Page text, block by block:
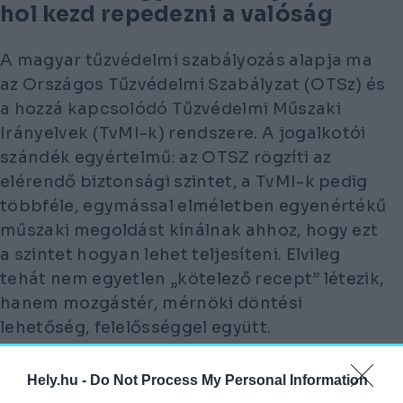
Hely.hu - Do Not Process My Personal Information
hol kezd repedezni a valóság
A magyar tűzvédelmi szabályozás alapja ma
az Országos Tűzvédelmi Szabályzat (OTSz) és
a hozzá kapcsolódó Tűzvédelmi Műszaki
Irányelvek (TvMI-k) rendszere. A jogalkotói
szándék egyértelmű: az OTSZ rögzíti az
elérendő biztonsági szintet, a TvMI-k pedig
többféle, egymással elméletben egyenértékű
műszaki megoldást kínálnak ahhoz, hogy ezt
a szintet hogyan lehet teljesíteni. Elvileg
tehát nem egyetlen „kötelező recept” létezik,
hanem mozgástér, mérnöki döntési
lehetőség, felelősséggel együtt.
Viszont a „millió dolláros” kérdés az, hogy ez
a rendszer valóban elégséges védelmet